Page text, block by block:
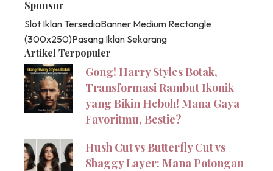
Sponsor
Slot Iklan TersediaBanner Medium Rectangle
(300x250)Pasang Iklan Sekarang
Artikel Terpopuler
Gong! Harry Styles Botak,
Transformasi Rambut Ikonik
yang Bikin Heboh! Mana Gaya
Favoritmu, Bestie?
Hush Cut vs Butterfly Cut vs
Shaggy Layer: Mana Potongan